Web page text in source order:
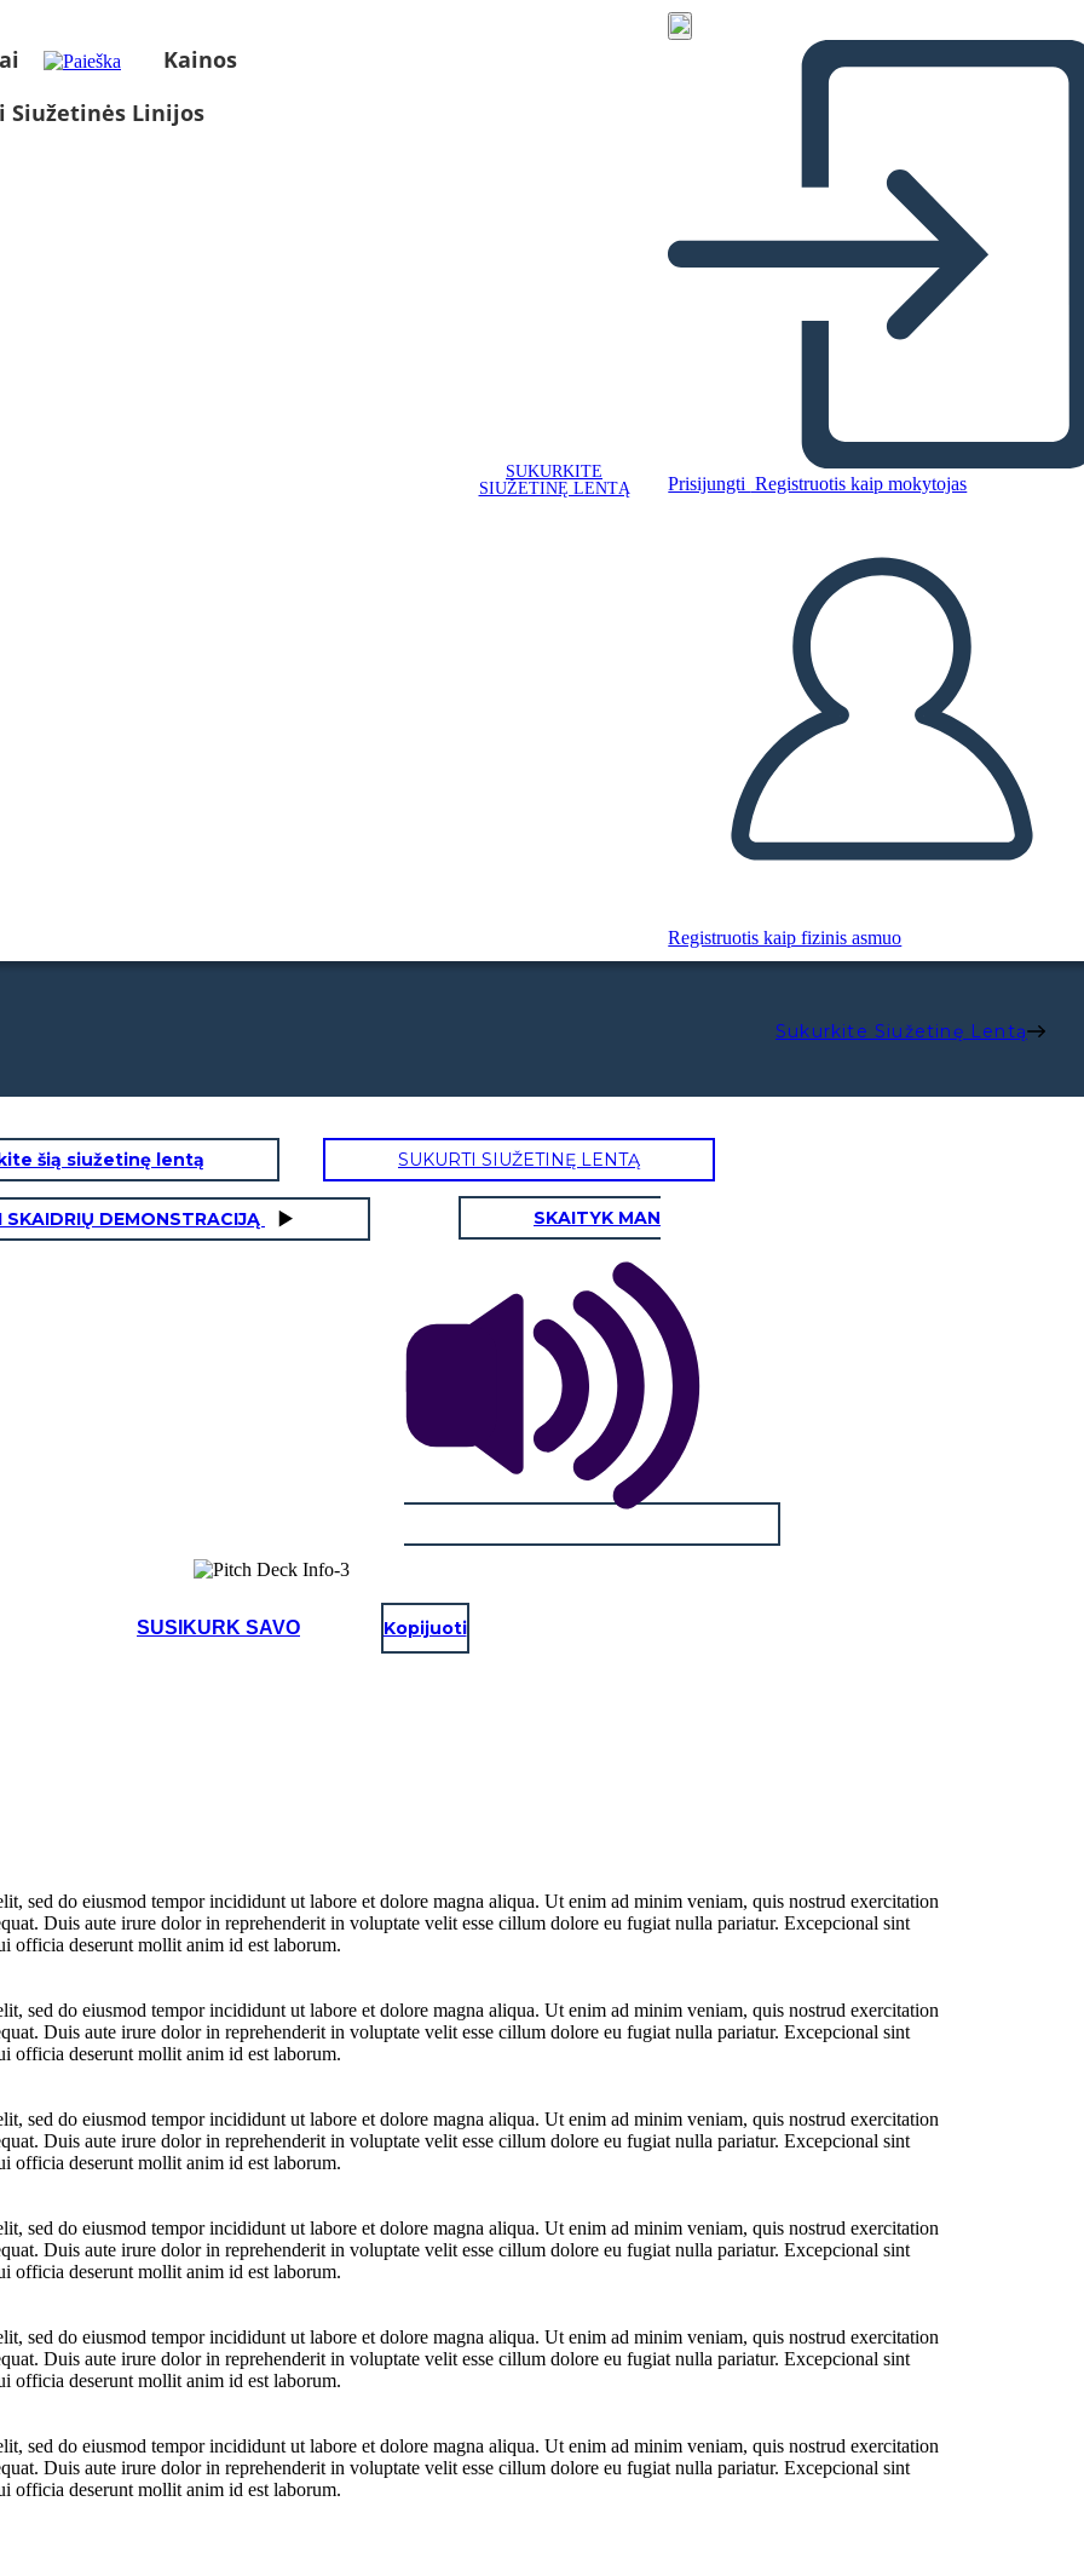
Kainos
Siužetinės Linijos
SUKURKITE
SIUŽETINĘ LENTĄ
Prisijungti Registruotis kaip mokytojas
Registruotis kaip fizinis asmuo
Sukurkite Siužetinę Lentą
šią siužetinę lentą SUKURTI SIUŽETINĘ LENTĄ
SKAIDRIŲ DEMONSTRACIJĄ SKAITYK MAN
SUSIKURK SAVO Kopijuoti
sed do eiusmod tempor incididunt ut labore et dolore magna aliqua. Ut enim ad minim veniam, quis nostrud exercitation
Duis aute irure dolor in reprehenderit in voluptate velit esse cillum dolore eu fugiat nulla pariatur. Excepcional sint
officia deserunt mollit anim id est laborum.
sed do eiusmod tempor incididunt ut labore et dolore magna aliqua. Ut enim ad minim veniam, quis nostrud exercitation
Duis aute irure dolor in reprehenderit in voluptate velit esse cillum dolore eu fugiat nulla pariatur. Excepcional sint
officia deserunt mollit anim id est laborum.
sed do eiusmod tempor incididunt ut labore et dolore magna aliqua. Ut enim ad minim veniam, quis nostrud exercitation
Duis aute irure dolor in reprehenderit in voluptate velit esse cillum dolore eu fugiat nulla pariatur. Excepcional sint
officia deserunt mollit anim id est laborum.
sed do eiusmod tempor incididunt ut labore et dolore magna aliqua. Ut enim ad minim veniam, quis nostrud exercitation
Duis aute irure dolor in reprehenderit in voluptate velit esse cillum dolore eu fugiat nulla pariatur. Excepcional sint
officia deserunt mollit anim id est laborum.
sed do eiusmod tempor incididunt ut labore et dolore magna aliqua. Ut enim ad minim veniam, quis nostrud exercitation
Duis aute irure dolor in reprehenderit in voluptate velit esse cillum dolore eu fugiat nulla pariatur. Excepcional sint
officia deserunt mollit anim id est laborum.
sed do eiusmod tempor incididunt ut labore et dolore magna aliqua. Ut enim ad minim veniam, quis nostrud exercitation
Duis aute irure dolor in reprehenderit in voluptate velit esse cillum dolore eu fugiat nulla pariatur. Excepcional sint
officia deserunt mollit anim id est laborum.